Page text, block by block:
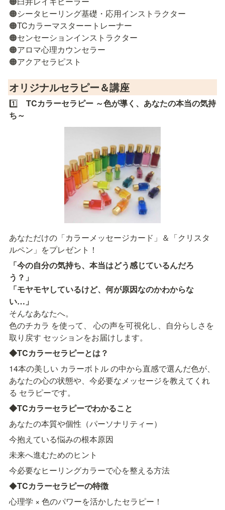
🟠シータヒーリング基礎・応用インストラクター
🟠TCカラーマスターートレーナー
🟠センセーションインストラクター
🟠アロマ心理カウンセラー
🟠アクアセラピスト
オリジナルセラピー＆講座
1️⃣ TCカラーセラピー ～色が導く、あなたの本当の気持
ち～
あなただけの「カラーメッセージカード」＆「クリスタ
ルペン」をプレゼント！
「今の自分の気持ち、本当はどう感じているんだろ
う？」
「モヤモヤしているけど、何が原因なのかわからな
い…」
そんなあなたへ。
色のチカラ を使って、 心の声を可視化し、自分らしさを
取り戻す セッションをお届けします。
◆TCカラーセラピーとは？
14本の美しい カラーボトル の中から直感で選んだ色が、
あなたの心の状態や、今必要なメッセージを教えてくれ
る セラピーです。
◆TCカラーセラピーでわかること
あなたの本質や個性（パーソナリティー）
今抱えている悩みの根本原因
未来へ進むためのヒント
今必要なヒーリングカラーで心を整える方法
◆TCカラーセラピーの特徴
心理学 × 色のパワーを活かしたセラピー！